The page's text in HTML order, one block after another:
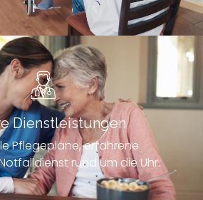
Dienstleistungen
Pflegepläne, erfahrene
rund um die Uhr.